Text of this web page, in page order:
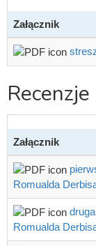
Załącznik
Recenzje
Załącznik
Romualda
Romualda